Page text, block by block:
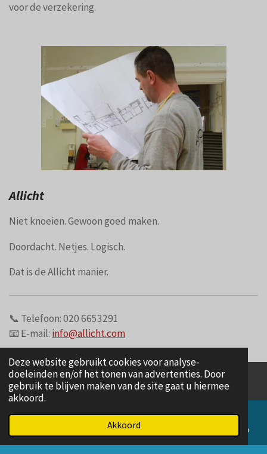
Deze website gebruikt cookies voor analyse-
doeleinden en/of het tonen van advertenties. Door
gebruik te blijven maken van de site gaat u hiermee
akkoord.
Akkoord
voor de verzekering.
Allicht
Niet knoeien. Gewoon goed maken.
Doordacht. Netjes. Logisch.
Dat is de Allicht manier.
📞 Telefoon: 020 6653291
📧 E-mail: info@allicht.com
FAQ
Referenties Telefoonnummer WhatsApp